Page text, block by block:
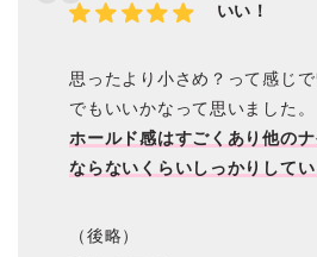
いい！
思ったより小さめ？って感じ
でもいいかなって思いました。
ホールド感はすごくあり他の
ならないくらいしっかりしてい
（後略）